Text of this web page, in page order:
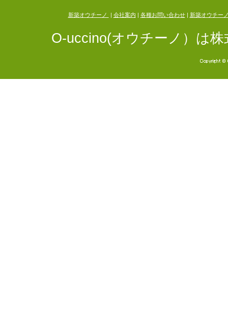
新築オウチーノ 会社案内 各種お問い合わせ| 新築オウチー
O-uccino(オウチーノ）は